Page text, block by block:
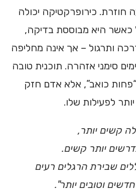
חוזרת. כירופרקטיקה יכולה
כאשר היא מבוססת בדיקה,
ותרגול – אך אינה מחליפה
סימני אזהרה. תוכנית טובה
כואב”, אלא אדם חזק
לפעילות שלו.
קשים יותר,
יותר קשים.
שבירת הרגלים רעים
וטובים יותר".